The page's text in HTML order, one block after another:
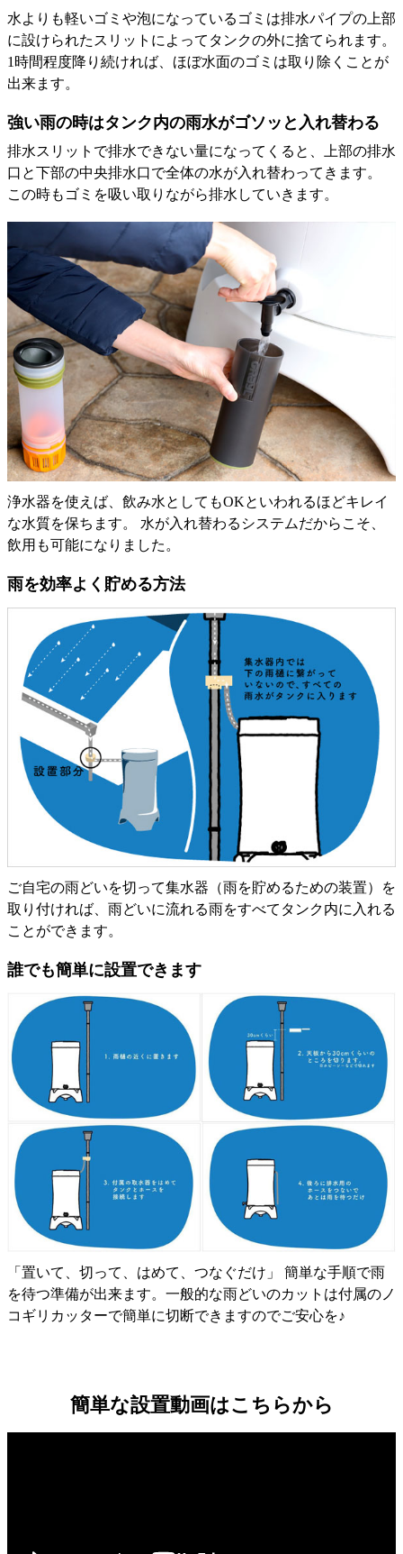
水よりも軽いゴミや泡になっているゴミは排水パイプの上部
に設けられたスリットによってタンクの外に捨てられます。
1時間程度降り続ければ、ほぼ水面のゴミは取り除くことが
出来ます。
強い雨の時はタンク内の雨水がゴソッと入れ替わる
排水スリットで排水できない量になってくると、上部の排水
口と下部の中央排水口で全体の水が入れ替わってきます。
この時もゴミを吸い取りながら排水していきます。
浄水器を使えば、飲み水としてもOKといわれるほどキレイ
な水質を保ちます。 水が入れ替わるシステムだからこそ、
飲用も可能になりました。
雨を効率よく貯める方法
ご自宅の雨どいを切って集水器（雨を貯めるための装置）を
取り付ければ、雨どいに流れる雨をすべてタンク内に入れる
ことができます。
誰でも簡単に設置できます
「置いて、切って、はめて、つなぐだけ」 簡単な手順で雨
を待つ準備が出来ます。一般的な雨どいのカットは付属のノ
コギリカッターで簡単に切断できますのでご安心を♪
簡単な設置動画はこちらから